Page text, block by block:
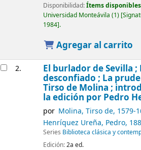
Disponibilidad:Ítems
Universidad Monteávila (1)
1984 .
Agregar al carrito
2. El burlador de Sevilla
desconfiado ; La
Tirso de Molina ;
la edición por Pedro
por Molina, Tirso de, 1579-
Henríquez Ureña, Pedro,
Series Biblioteca clásica y
Edición:2a ed.